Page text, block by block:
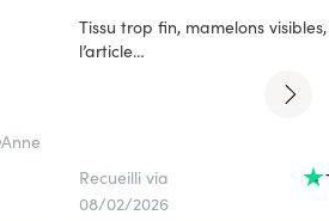
Anne
Tissu trop fin, mamelons
l’article…
Recueilli via
08/02/2026